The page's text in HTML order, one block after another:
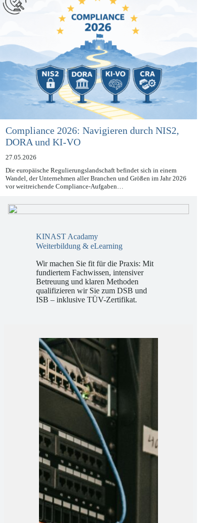
Compliance 2026: Navigieren durch NIS2,
DORA und KI-VO
27.05.2026
Die europäische Regulierungslandschaft befindet sich in einem
Wandel, der Unternehmen aller Branchen und Größen im Jahr 2026
KINAST Acadamy
Wir machen Sie fit für die Praxis: Mit
fundiertem Fachwissen, intensiver
Betreuung und klaren Methoden
qualifizieren wir Sie zum DSB und